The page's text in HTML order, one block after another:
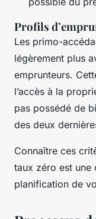
Profils
Les primo-
légèrement plus
emprunteurs.
l’accès à la
pas possédé de
des deux
Connaître ces
taux zéro est une
planification de